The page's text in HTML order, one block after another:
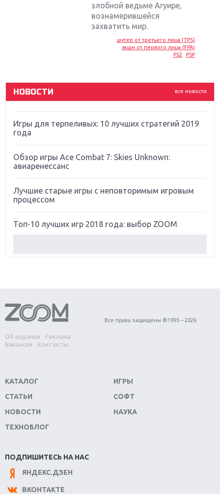
злобной ведьме Агуире,
вознамерившейся
захватить мир.
шутер от третьего лица (TPS)
экшн от первого лица (FPA)
PS2
PSP
все новости
НОВОСТИ
Крупнейшие релизы мая: Nintendo, Microsoft и
Новинки для Nintendo Switch: Labo, South Park и
Far Cry 5: хвалить нельзя ругать
Игры для терпеливых: 10 лучших стратегий 2019
года
Обзор игры Ace Combat 7: Skies Unknown:
авиаренессанс
Лучшие старые игры с неповторимым игровым
процессом
Топ-10 лучших игр 2018 года: выбор ZOOM
Обзор игры Forza Horizon 4: вершина эволюции
Две важных новинки для консолей: Spider-Man и
Divinity Original Sin 2
Switch
Обзор игры The Crew 2: покорение Америки
Важнейшие анонсы E3 2018
Крупнейшие релизы мая: Nintendo, Microsoft и
Новинки для Nintendo Switch: Labo, South Park и
Об издании
Реклама
Вакансии
Контакты
Все права защищены ©1995 – 2026
КАТАЛОГ
СТАТЬИ
НОВОСТИ
ТЕХНОБЛОГ
ИГРЫ
СОФТ
НАУКА
ПОДПИШИТЕСЬ НА НАС
ЯНДЕКС.ДЗЕН
ВКОНТАКТЕ